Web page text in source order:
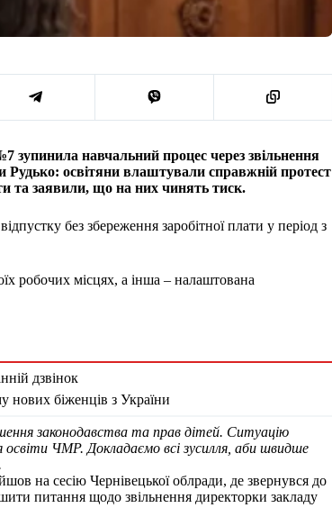
зупинила навчальний процес через звільнення
Рудько: освітяни влаштували справжній протест
та заявили, що на них чинять тиск.
без збереження заробітної плати у період з
робочих місцях, а інша – налаштована
дзвінок
нових біженців з України
законодавства та прав дітей. Ситуацію
ЧМР. Докладаємо всі зусилля, аби швидше
на сесію Чернівецької облради, де звернувся до
питання щодо звільнення директорки закладу